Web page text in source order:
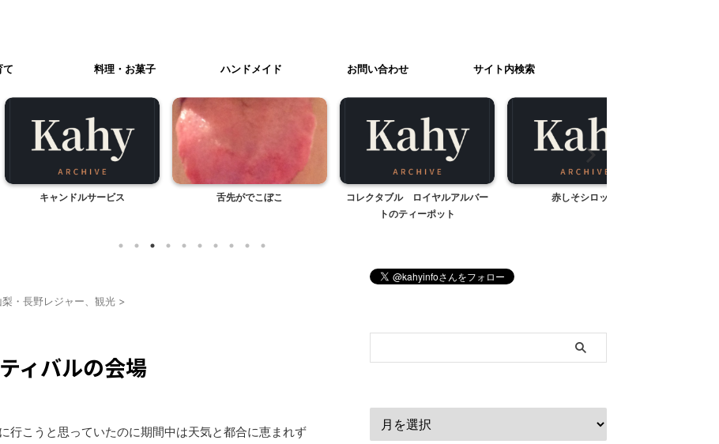
て 料理・お菓子 ハンドメイド お問い合わせ サイト内検索
ドルサービス 舌先がでこぼこ
コレクタブル ロイヤルアルバー
トのティーポット
赤しそシロップ
梨・長野レジャー、観光 >
ィバルの会場
行こうと思っていたのに期間中は天気と都合に恵まれず